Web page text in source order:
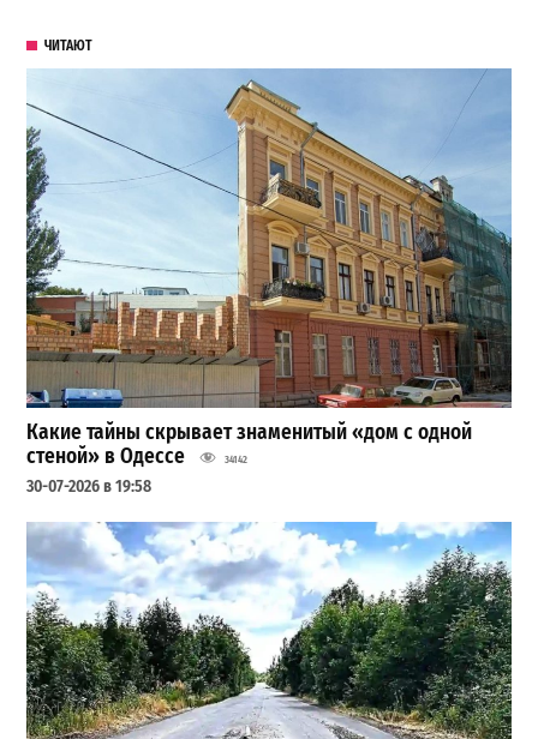
ЧИТАЮТ
Какие тайны скрывает знаменитый «дом с одной
стеной» в Одессе
34142
30-07-2026 в 19:58